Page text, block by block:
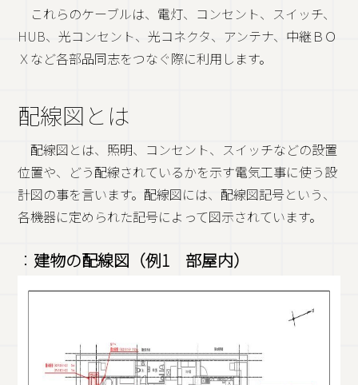
これらのケーブルは、電灯、コンセント、スイッチ、
HUB、光コンセント、光コネクタ、アンテナ、中継ＢＯ
Ｘなど各部品同志をつなぐ際に利用します。
配線図とは
配線図とは、照明、コンセント、スイッチなどの設置
位置や、どう配線されているかを示す電気工事に使う設
計図の事を言います。配線図には、配線図記号という、
各機器に定められた記号によって図示されています。
： 建物の配線図（例1 部屋内）